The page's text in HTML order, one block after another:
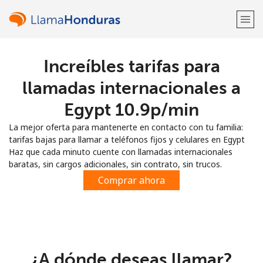
¡Bienvenido!
Regístrate con
Increíbles tarifas para
llamadas internacionales a
Egypt ⁦10.9p⁩/min
La mejor oferta para mantenerte en contacto con tu familia:
tarifas bajas para llamar a teléfonos fijos y celulares en Egypt
Haz que cada minuto cuente con llamadas internacionales
baratas, sin cargos adicionales, sin contrato, sin trucos.
Comprar ahora